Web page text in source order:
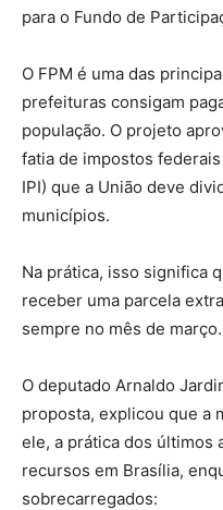
para o Fundo de
O FPM é uma das
prefeituras consigam
população. O projeto
fatia de impostos
IPI) que a União deve
municípios.
Na prática, isso significa
receber uma parcela
sempre no mês de março.
O deputado Arnaldo
proposta, explicou que a
ele, a prática dos últimos
recursos em Brasília,
sobrecarregados: